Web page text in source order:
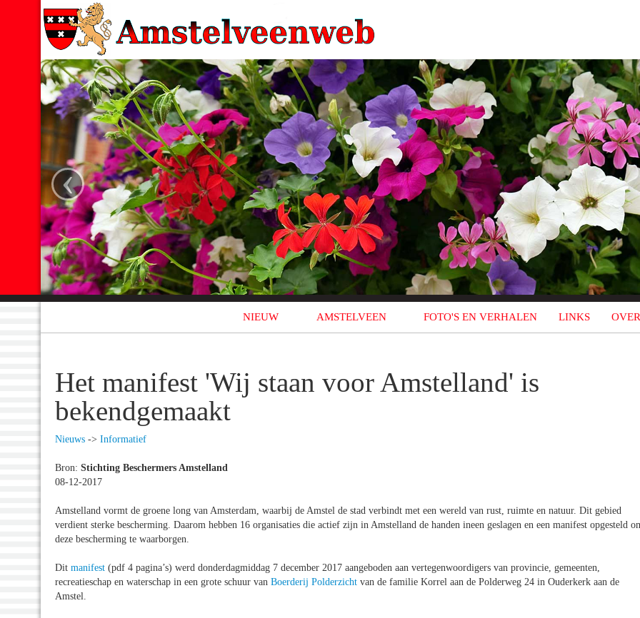
‹
NIEUW AMSTELVEEN FOTO'S EN VERHALEN LINKS
Het manifest 'Wij staan voor Amstelland' is
bekendgemaakt
Nieuws -> Informatief
Bron: Stichting Beschermers Amstelland
08-12-2017
Amstelland vormt de groene long van Amsterdam, waarbij de Amstel de stad verbindt met een wereld van rust, ruimte en natuur. Dit gebied
verdient sterke bescherming. Daarom hebben 16 organisaties die actief zijn in Amstelland de handen ineen geslagen en een manifest opgesteld
deze bescherming te waarborgen.
Dit manifest (pdf 4 pagina’s) werd donderdagmiddag 7 december 2017 aangeboden aan vertegenwoordigers van provincie, gemeenten,
recreatieschap en waterschap in een grote schuur van Boerderij Polderzicht van de familie Korrel aan de Polderweg 24 in Ouderkerk aan de
Amstel.